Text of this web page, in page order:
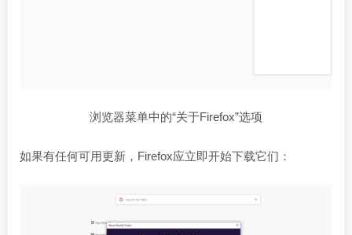
浏览器菜单中的“关于Firefox”选项
如果有任何可用更新，Firefox应立即开始下载它们：